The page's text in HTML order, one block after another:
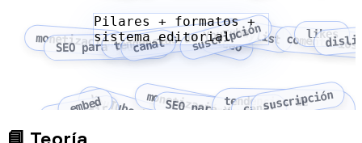
monetización
SEO para YouTubetendencias de YouTube
canal suscripción
vídeoplaylist comentarios
likes
compartir
embedYouTube Studiomonetización
SEO para YouTube
tendencias de
YouTube
canalsuscripción
Pilares + formatos +
sistema editorial